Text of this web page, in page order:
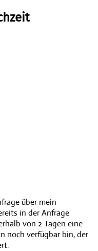
über mein
in der Anfrage
von 2 Tagen eine
noch verfügbar bin, der